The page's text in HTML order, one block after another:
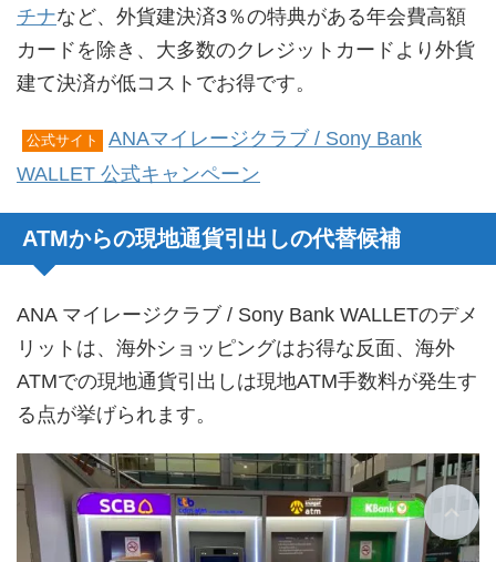
チナなど、外貨建決済3％の特典がある年会費高額
カードを除き、大多数のクレジットカードより外貨
建て決済が低コストでお得です。
公式サイト
ANAマイレージクラブ / Sony Bank
WALLET 公式キャンペーン
ATMからの現地通貨引出しの代替候補
ANA マイレージクラブ / Sony Bank WALLETのデメ
リットは、海外ショッピングはお得な反面、海外
ATMでの現地通貨引出しは現地ATM手数料が発生す
る点が挙げられます。